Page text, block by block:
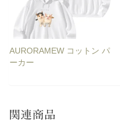
AURORAMEW コットン パ
ーカー
関連商品